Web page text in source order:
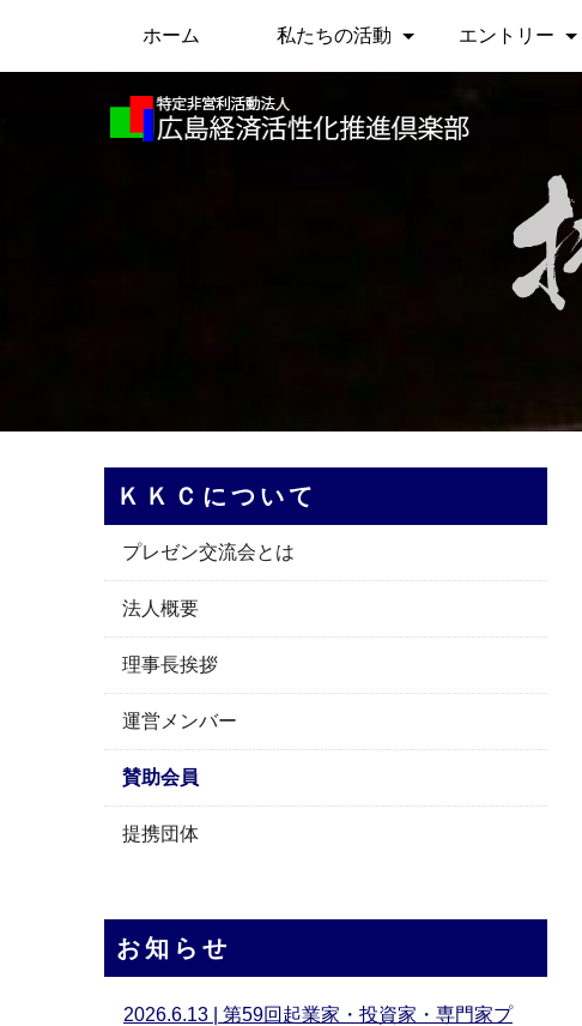
ホーム 私たちの活動 エントリー
ＫＫＣについて
プレゼン交流会とは
法人概要
理事長挨拶
運営メンバー
賛助会員
提携団体
お知らせ
2026.6.13 | 第59回起業家・投資家・専門家プ